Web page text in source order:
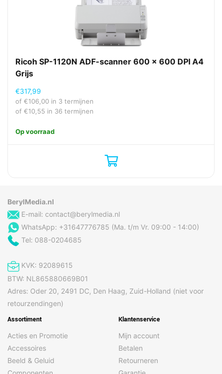
ISIS, TWAIN
DuurzaamheidscertificatenENERGY STAR
Ergonomie
Ingebouwd display
Soort bediening
Overige specificaties
Meegeleverde kabels
AC
Gewicht en omvang
Diepte
Gewicht
8,8 kg
Hoogte
Algemeen
Soort scanner
ADF-scanner
Soort voeding
Ricoh SP-1120N ADF-scanner 600 x 600 DPI A4
Grijs
€317,99
of €106,00 in 3 termijnen
of €10,55 in 36 termijnen
Op voorraad
BerylMedia.nl
E-mail: contact@berylmedia.nl
WhatsApp: +31647776785 (Ma. t/m Vr. 09:00 - 14:00)
Tel: 088-0204685
KVK: 92089615
BTW: NL865880669B01
Adres: Oder 20, 2491 DC, Den Haag, Zuid-Holland (niet voor
retourzendingen)
Assortiment
Acties en Promotie
Accessoires
Beeld & Geluid
Klantenservice
Mijn account
Betalen
Retourneren